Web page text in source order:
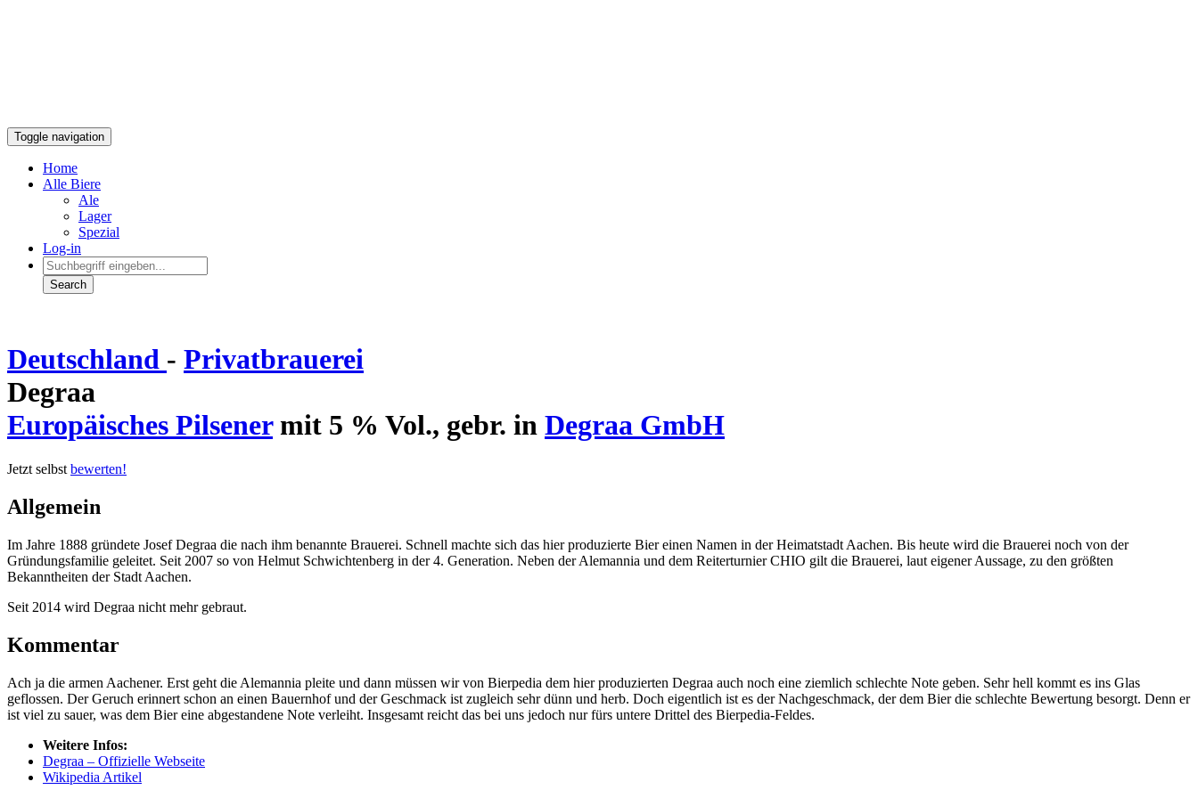
Toggle navigation
Home
Alle Biere
Ale
Lager
Spezial
Log-in
Deutschland - Privatbrauerei
Degraa
Europäisches Pilsenermit 5 % Vol., gebr. in Degraa GmbH
Jetzt selbst bewerten!
Allgemein
Im Jahre 1888 gründete Josef Degraa die nach ihm benannte Brauerei. Schnell machte sich das hier produzierte Bier einen Namen in der Heimatstadt Aachen. Bis heute wird die Brauerei noch von der
Gründungsfamilie geleitet. Seit 2007 so von Helmut Schwichtenberg in der 4. Generation. Neben der Alemannia und dem Reiterturnier CHIO gilt die Brauerei, laut eigener Aussage, zu den größten
Bekanntheiten der Stadt Aachen.
Seit 2014 wird Degraa nicht mehr gebraut.
Kommentar
Ach ja die armen Aachener. Erst geht die Alemannia pleite und dann müssen wir von Bierpedia dem hier produzierten Degraa auch noch eine ziemlich schlechte Note geben. Sehr hell kommt es ins Glas
geflossen. Der Geruch erinnert schon an einen Bauernhof und der Geschmack ist zugleich sehr dünn und herb. Doch eigentlich ist es der Nachgeschmack, der dem Bier die schlechte Bewertung besorgt. Denn er
ist viel zu sauer, was dem Bier eine abgestandene Note verleiht. Insgesamt reicht das bei uns jedoch nur fürs untere Drittel des Bierpedia-Feldes.
Weitere Infos:
Degraa – Offizielle Webseite
Wikipedia Artikel